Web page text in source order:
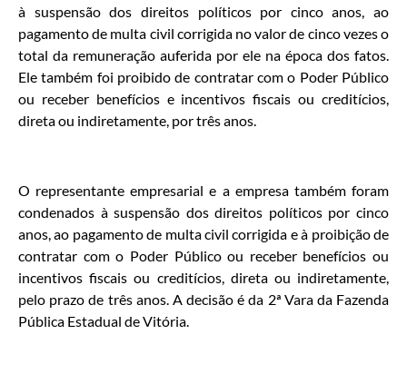
à suspensão dos direitos políticos por cinco anos, ao
pagamento de multa civil corrigida no valor de cinco vezes o
total da remuneração auferida por ele na época dos fatos.
Ele também foi proibido de contratar com o Poder Público
ou receber benefícios e incentivos fiscais ou creditícios,
direta ou indiretamente, por três anos.
O representante empresarial e a empresa também foram
condenados à suspensão dos direitos políticos por cinco
anos, ao pagamento de multa civil corrigida e à proibição de
contratar com o Poder Público ou receber benefícios ou
incentivos fiscais ou creditícios, direta ou indiretamente,
pelo prazo de três anos. A decisão é da 2ª Vara da Fazenda
Pública Estadual de Vitória.